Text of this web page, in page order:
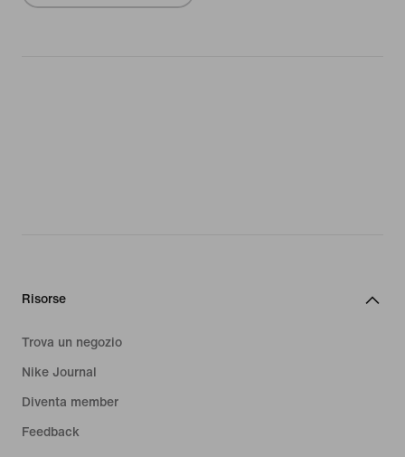
Risorse
Trova un negozio
Nike Journal
Diventa member
Feedback